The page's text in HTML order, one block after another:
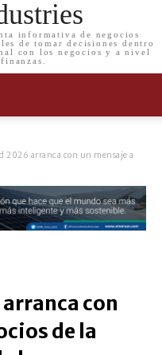
informativa de negocios
de tomar decisiones dentro
con los negocios y a nivel
2026 arranca con un mensaje a
con
de la